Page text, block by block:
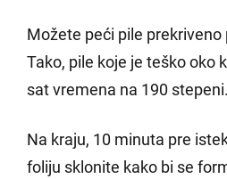
Možete peći pile prekriveno
Tako, pile koje je teško oko
sat vremena na 190 stepeni.
Na kraju, 10 minuta pre
foliju sklonite kako bi se